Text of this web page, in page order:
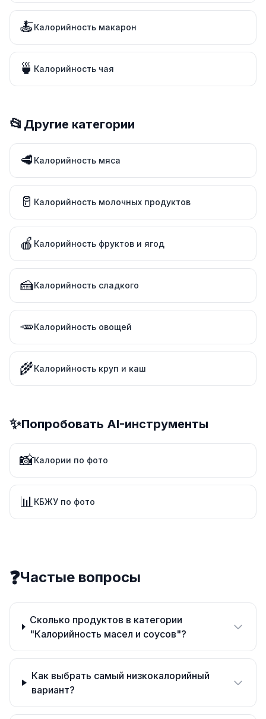
🍝Калорийность макарон
🍵 Калорийность чая
📂 Другие категории
🥩 Калорийность мяса
🥛 Калорийность молочных продуктов
🍎 Калорийность фруктов и ягод
🍰Калорийность сладкого
🥕Калорийность овощей
🌾Калорийность круп и каш
✨Попробовать AI-инструменты
📸Калории по фото
📊КБЖУ по фото
❓Частые вопросы
Сколько продуктов в категории
"Калорийность масел и соусов"?
Как выбрать самый низкокалорийный
вариант?